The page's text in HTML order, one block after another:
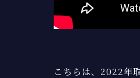
こちらは、2022年